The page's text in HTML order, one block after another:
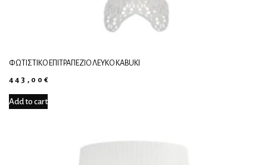
ΦΩΤΙΣΤΙΚΌ ΕΠΙΤΡΑΠΈΖΙΟ ΛΕΥΚΌ KABUKI
443,00€
Add to cart